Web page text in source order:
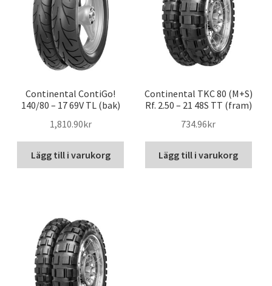
Continental ContiGo!
140/80 – 17 69V TL (bak)
1,810.90kr
Lägg till i varukorg
Continental TKC 80 (M+S)
Rf. 2.50 – 21 48S TT (fram)
734.96kr
Lägg till i varukorg